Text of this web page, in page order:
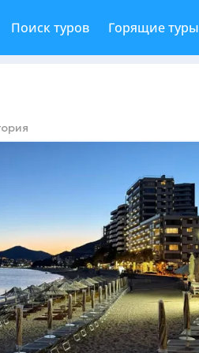
Поиск туров Горящие туры